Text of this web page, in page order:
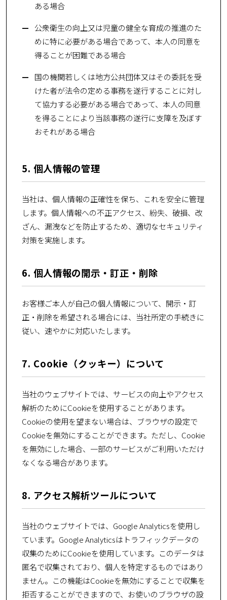
ある場合
公衆衛生の向上又は児童の健全な育成の推進のた
めに特に必要がある場合であって、本人の同意を
得ることが困難である場合
国の機関若しくは地方公共団体又はその委託を受
けた者が法令の定める事務を遂行することに対し
て協力する必要がある場合であって、本人の同意
を得ることにより当該事務の遂行に支障を及ぼす
おそれがある場合
5. 個人情報の管理
当社は、個人情報の正確性を保ち、これを安全に管理
します。個人情報への不正アクセス、紛失、破損、改
ざん、漏洩などを防止するため、適切なセキュリティ
対策を実施します。
6. 個人情報の開示・訂正・削除
お客様ご本人が自己の個人情報について、開示・訂
正・削除を希望される場合には、当社所定の手続きに
従い、速やかに対応いたします。
7. Cookie（クッキー）について
当社のウェブサイトでは、サービスの向上やアクセス
解析のためにCookieを使用することがあります。
Cookieの使用を望まない場合は、ブラウザの設定で
Cookieを無効にすることができます。ただし、Cookie
を無効にした場合、一部のサービスがご利用いただけ
なくなる場合があります。
8. アクセス解析ツールについて
当社のウェブサイトでは、Google Analyticsを使用し
ています。Google Analyticsはトラフィックデータの
収集のためにCookieを使用しています。このデータは
匿名で収集されており、個人を特定するものではあり
ません。この機能はCookieを無効にすることで収集を
拒否することができますので、お使いのブラウザの設